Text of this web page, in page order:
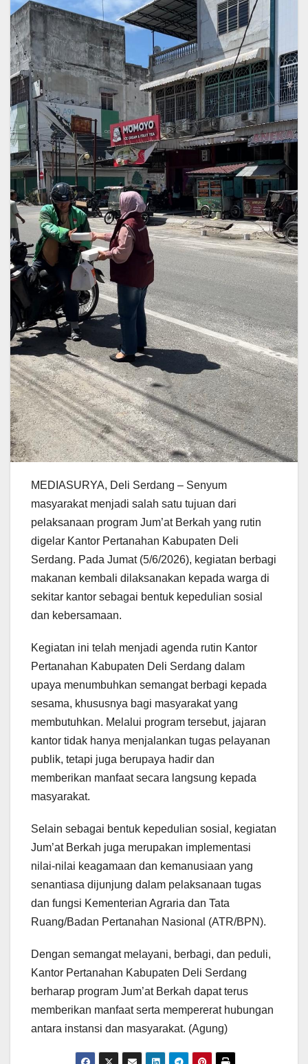
MEDIASURYA, Deli Serdang – Senyum
masyarakat menjadi salah satu tujuan dari
pelaksanaan program Jum’at Berkah yang rutin
digelar Kantor Pertanahan Kabupaten Deli
Serdang. Pada Jumat (5/6/2026), kegiatan berbagi
makanan kembali dilaksanakan kepada warga di
sekitar kantor sebagai bentuk kepedulian sosial
dan kebersamaan.
Kegiatan ini telah menjadi agenda rutin Kantor
Pertanahan Kabupaten Deli Serdang dalam
upaya menumbuhkan semangat berbagi kepada
sesama, khususnya bagi masyarakat yang
membutuhkan. Melalui program tersebut, jajaran
kantor tidak hanya menjalankan tugas pelayanan
publik, tetapi juga berupaya hadir dan
memberikan manfaat secara langsung kepada
masyarakat.
Selain sebagai bentuk kepedulian sosial, kegiatan
Jum’at Berkah juga merupakan implementasi
nilai-nilai keagamaan dan kemanusiaan yang
senantiasa dijunjung dalam pelaksanaan tugas
dan fungsi Kementerian Agraria dan Tata
Ruang/Badan Pertanahan Nasional (ATR/BPN).
Dengan semangat melayani, berbagi, dan peduli,
Kantor Pertanahan Kabupaten Deli Serdang
berharap program Jum’at Berkah dapat terus
memberikan manfaat serta mempererat hubungan
antara instansi dan masyarakat. (Agung)